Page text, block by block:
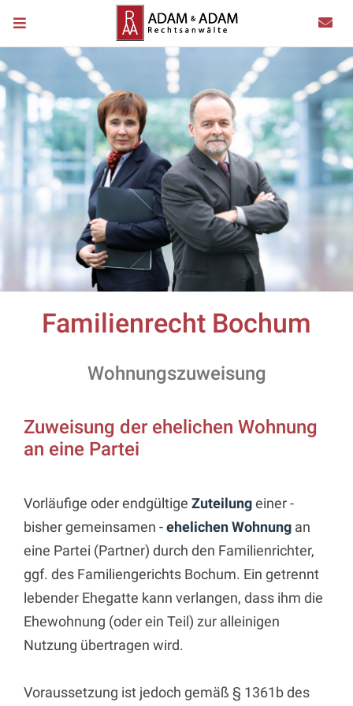
Familienrecht Bochum
Wohnungszuweisung
Zuweisung der ehelichen Wohnung
an eine Partei
Vorläufige oder endgültige Zuteilungeiner -
bisher gemeinsamen -ehelichen Wohnung an
eine Partei (Partner) durch den Familienrichter,
ggf. des Familiengerichts Bochum. Ein getrennt
lebender Ehegatte kann verlangen, dass ihm die
Ehewohnung (oder ein Teil) zur alleinigen
Nutzung übertragen wird.
Voraussetzung ist jedoch gemäß § 1361b des